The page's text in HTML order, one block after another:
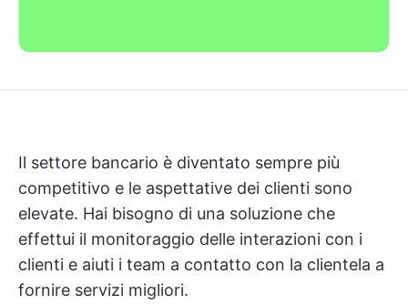
Il settore bancario è diventato sempre più
competitivo e le aspettative dei clienti sono
elevate. Hai bisogno di una soluzione che
effettui il monitoraggio delle interazioni con i
clienti e aiuti i team a contatto con la clientela a
fornire servizi migliori.